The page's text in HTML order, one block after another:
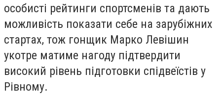
особисті рейтинги спортсменів та дають
можливість показати себе на зарубіжних
стартах, тож гонщик Марко Левішин
укотре матиме нагоду підтвердити
високий рівень підготовки спідвеїстів у
Рівному.